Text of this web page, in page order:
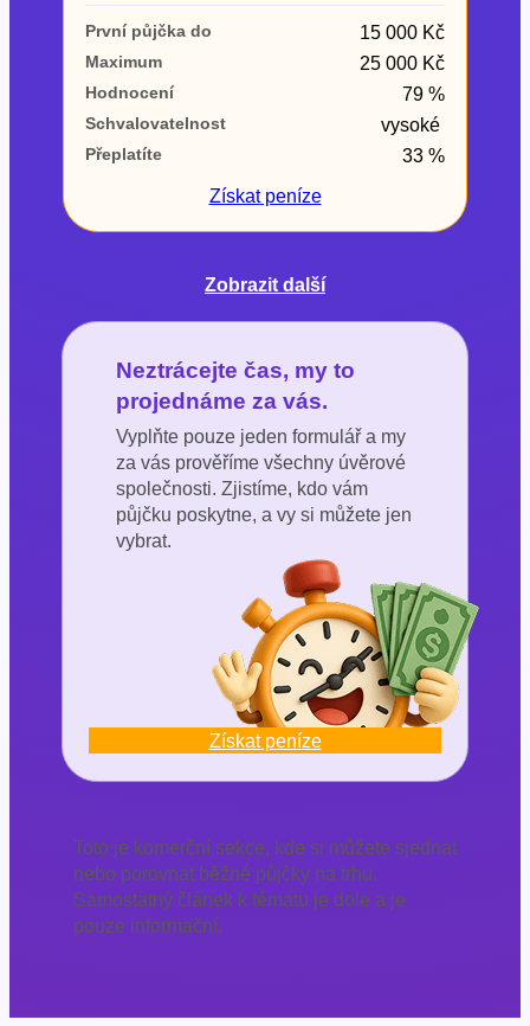
První půjčka do 15 000 Kč
Maximum 25 000 Kč
Hodnocení 79 %
Schvalovatelnost vysoké
Přeplatíte
33 %
Získatpeníze
Zobrazit další
Neztrácejte čas, my to
projednáme za vás.
Vyplňte pouze jeden formulář a my
za vás prověříme všechny úvěrové
společnosti. Zjistíme, kdo vám
půjčku poskytne, a vy si můžete jen
vybrat.
Získat peníze
Toto je komerční sekce, kde si můžete sjednat
nebo porovnat běžné půjčky na trhu.
Samostatný článek k tématu je dole a je
pouze informační.